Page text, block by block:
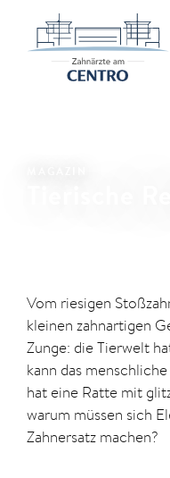
Vom riesigen
kleinen zahnartigen
Zunge: die Tierwelt
kann das
hat eine Ratte mit
warum müssen sich
Zahnersatz machen?